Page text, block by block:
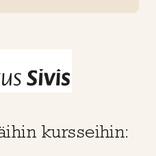
kursseihin: